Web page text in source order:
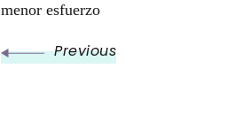
menor esfuerzo
Previous